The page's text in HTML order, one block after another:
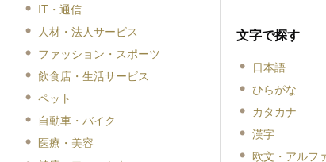
IT・通信
人材・法人サービス
ファッション・スポーツ
飲食店・生活サービス
ペット
自動車・バイク
医療・美容
文字で探す
日本語
ひらがな
カタカナ
漢字
欧文・アルフ